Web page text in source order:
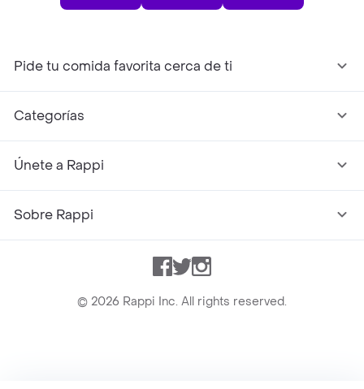
Pide tu comida favorita cerca de ti
Categorías
Únete a Rappi
Sobre Rappi
Facebook
TwitterInstagram
© 2026 Rappi Inc. All rights reserved.